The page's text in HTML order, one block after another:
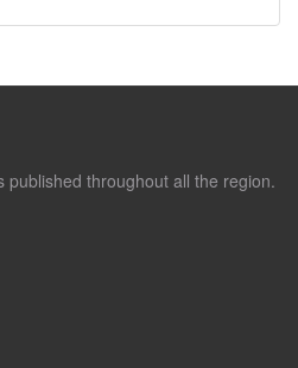
published throughout all the region.